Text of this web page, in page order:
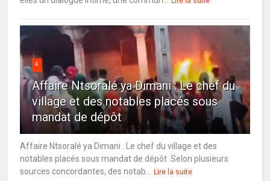
4
Affaire Ntsoralé ya Dimani : Le chef du
village et des notables placés sous
mandat de dépôt
Affaire Ntsoralé ya Dimani : Le chef du village et des
notables placés sous mandat de dépôt Selon plusieurs
sources concordantes, des notab...
Lire la suite